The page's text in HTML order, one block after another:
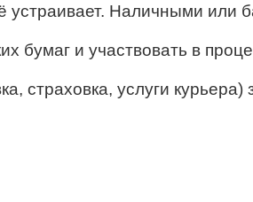
устраивает. Наличными или
бумаг и участвовать в
страховка, услуги курьера)